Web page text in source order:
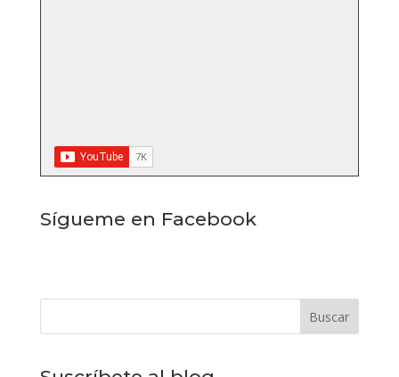
Sígueme en Facebook